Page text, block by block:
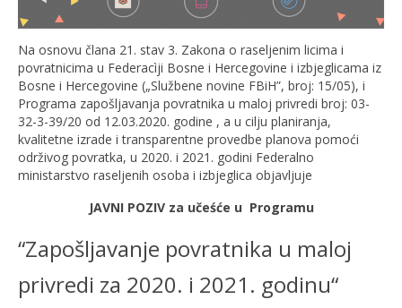
Na osnovu člana 21. stav 3. Zakona o raseljenim licima i
povratnicima u Federacìji Bosne i Hercegovine i izbjeglicama iz
Bosne i Hercegovine („Službene novine FBiH”, broj: 15/05), i
Programa zapošljavanja povratnika u maloj privredi broj: 03-
32-3-39/20 od 12.03.2020. godine , a u cilju planiranja,
kvalitetne izrade i transparentne provedbe planova pomoći
održivog povratka, u 2020. i 2021. godini Federalno
ministarstvo raseljenih osoba i izbjeglica objavljuje
JAVNI POZIV za učeśće u Programu
“Zapošljavanje povratnika u maloj
privredi za 2020. i 2021. godinu“